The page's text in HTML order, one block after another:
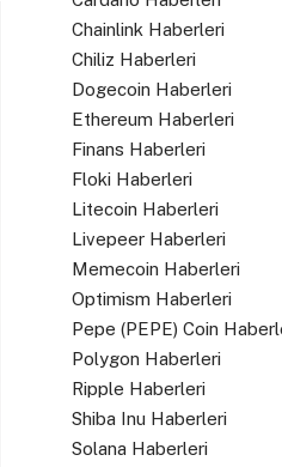
Chainlink Haberleri
Chiliz Haberleri
Dogecoin Haberleri
Ethereum Haberleri
Finans Haberleri
Floki Haberleri
Litecoin Haberleri
Livepeer Haberleri
Memecoin Haberleri
Optimism Haberleri
Pepe (PEPE) Coin
Polygon Haberleri
Ripple Haberleri
Shiba Inu Haberleri
Solana Haberleri